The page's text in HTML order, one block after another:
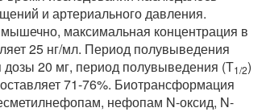
и артериального давления.
максимальная концентрация в
25 нг/мл. Период полувыведения
дозы 20 мг, период полувыведения (Т1/2)
71-76%. Биотрансформация
нефопам N-оксид, N-